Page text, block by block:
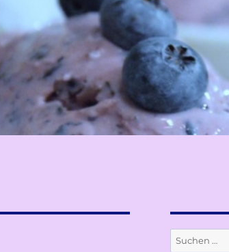
Suchen